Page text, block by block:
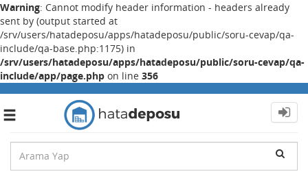
Warning: Cannot modify header information - headers already
sent by (output started at
/srv/users/hatadeposu/apps/hatadeposu/public/soru-cevap/qa-
include/qa-base.php:1175) in
/srv/users/hatadeposu/apps/hatadeposu/public/soru-cevap/qa-
include/app/page.php on line 356
Toggle